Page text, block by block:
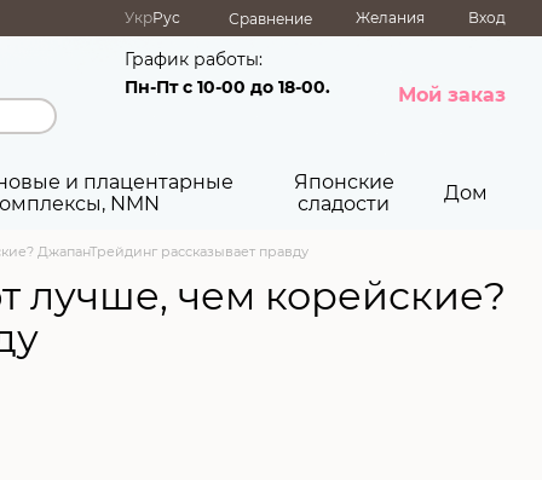
УкрРус Сравнение Желания Вход
График работы:
Пн-Пт с 10-00 до 18-00.
Мой заказ
и плацентарные
NMN
Японские
сладости
Дом
ДжапанТрейдинг рассказывает правду
лучше, чем корейские?